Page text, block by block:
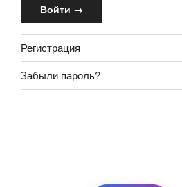
Регистрация
Забыли пароль?